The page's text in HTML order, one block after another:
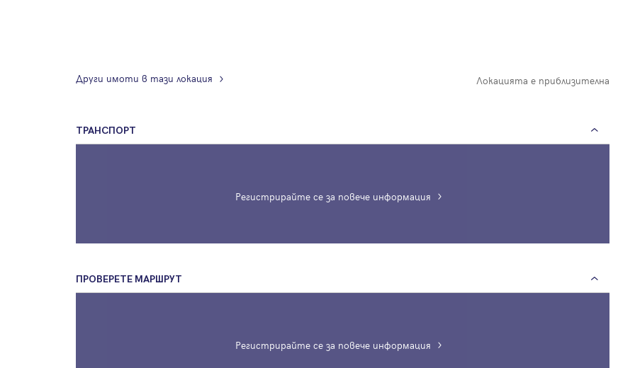
Локацията е приблизителна
Други имоти в тази локация
ТРАНСПОРТ
Регистрирайте се за повече информация
ПРОВЕРЕТЕ МАРШРУТ
Регистрирайте се за повече информация